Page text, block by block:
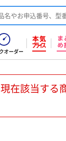
オーダー
在該当する